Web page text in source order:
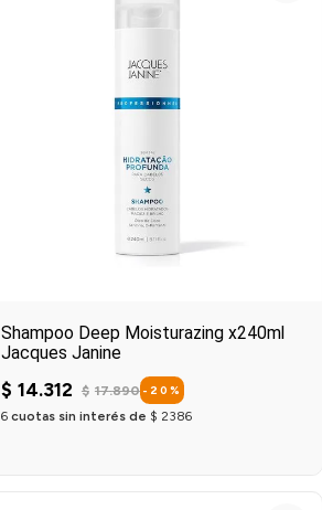
Shampoo Deep Moisturazing x240ml
Jacques Janine
$ 14.312 $ 17.890 - 20 %
6cuotas sin interés de $ 2386